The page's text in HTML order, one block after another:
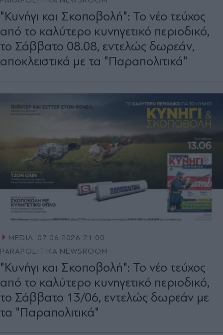
"Κυνήγι και Σκοποβολή": Το νέο τεύχος
από το καλύτερο κυνηγετικό περιοδικό,
το Σάββατο 08.08, εντελώς δωρεάν,
αποκλειστικά με τα "Παραπολιτικά"
MEDIA 07.06.2026 21:00
PARAPOLITIKA NEWSROOM
"Κυνήγι και Σκοποβολή": Το νέο τεύχος
από το καλύτερο κυνηγετικό περιοδικό,
το Σάββατο 13/06, εντελώς δωρεάν με
τα "Παραπολιτικά"